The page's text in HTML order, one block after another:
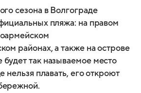
сезона в Волгограде
пляжа: на правом
районах, а также на острове
так называемое место
нельзя плавать, его откроют